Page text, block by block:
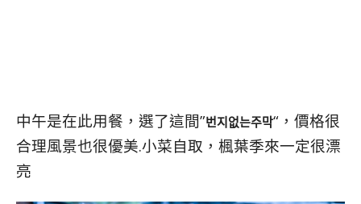
中午是在此用餐，選了這間”번지없는주막“，價格很
合理風景也很優美.小菜自取，楓葉季來一定很漂
亮